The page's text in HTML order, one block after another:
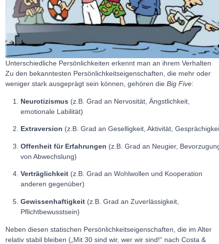
Unterschiedliche Persönlichkeiten erkennt man an ihrem Verhalten
Zu den bekanntesten Persönlichkeitseigenschaften, die mehr oder
weniger stark ausgeprägt sein können, gehören dieBig Five:
Neurotizismus (z.B. Grad an Nervosität, Ängstlichkeit,
emotionale Labilität)
Extraversion (z.B. Grad an Geselligkeit, Aktivität,
Offenheit für Erfahrungen (z.B. Grad an Neugier,
von Abwechslung)
Verträglichkeit(z.B. Grad an Wohlwollen und Kooperation
anderen gegenüber)
Gewissenhaftigkeit(z.B. Grad an Zuverlässigkeit,
Pflichtbewusstsein)
Neben diesen statischen Persönlichkeitseigenschaften, die im Alter
relativ stabil bleiben („Mit 30 sind wir, wer wir sind!“ nach Costa &